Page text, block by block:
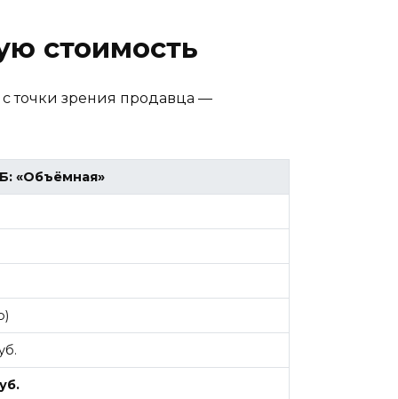
стоимость
точки зрения продавца —
«Объёмная»